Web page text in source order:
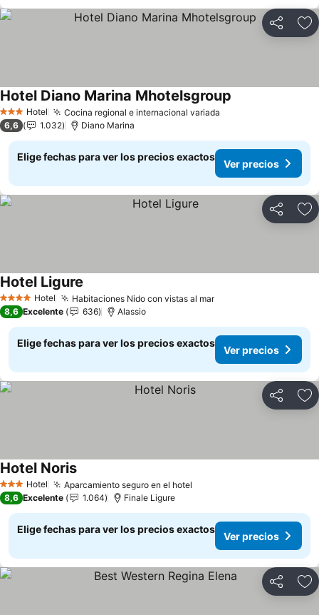
Compartir
3 Estrellas
Hotel Cocina regional e internacional variada
Hotel Diano Marina Mhotelsgroup
6,6 1.032 Diano Marina
Elige fechas para ver los precios exactos
Ver precios
Compartir
4 EstrellasHotel Habitaciones Nido con vistas al mar
Hotel Ligure
8,6 Excelente 636 Alassio
Elige fechas para ver los precios exactos
Ver precios
Compartir
3 Estrellas
Hotel Aparcamiento seguro en el hotel
Hotel Noris
8,6 Excelente 1.064 Finale Ligure
Elige fechas para ver los precios exactos
Ver precios
Compartir